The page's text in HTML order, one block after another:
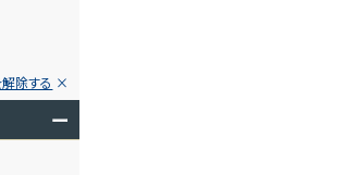
除する
ー